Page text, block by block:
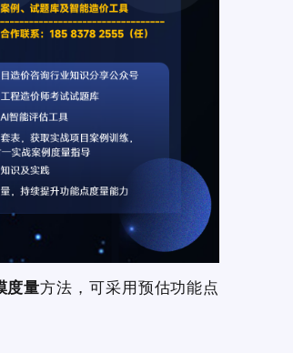
度量方法，可采用预估功能点